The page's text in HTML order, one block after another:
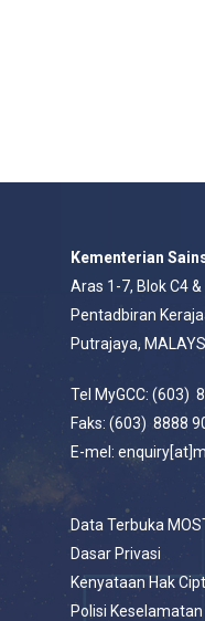
Kementerian
Aras 1-7, Blok C4
Pentadbiran
Putrajaya,
Tel MyGCC: (603)
Faks: (603) 8888
E-mel:
Data Terbuka
Dasar Privasi
Kenyataan Hak
Polisi Keselamatan